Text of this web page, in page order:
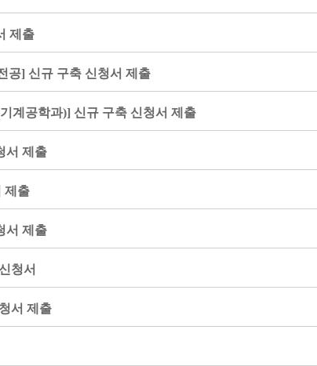
제출
공] 신규 구축 신청서 제출
계공학과)] 신규 구축 신청서 제출
서 제출
제출
서 제출
청서
서 제출